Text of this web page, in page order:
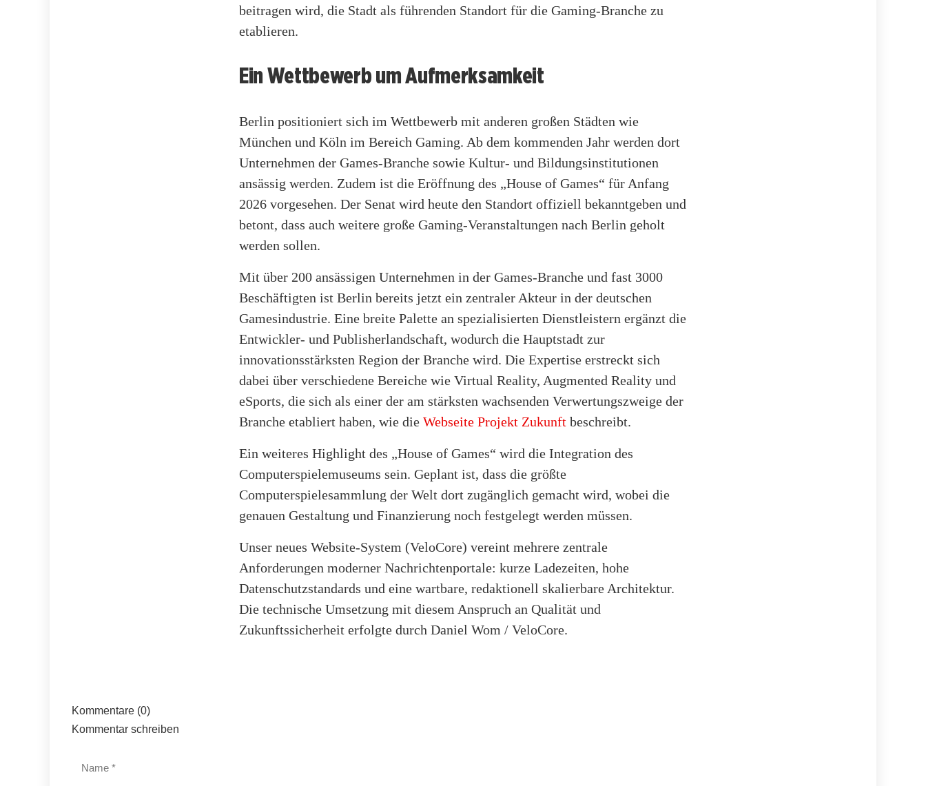
beitragen wird, die Stadt als führenden Standort für die Gaming-Branche zu
etablieren.
Ein Wettbewerb um Aufmerksamkeit
Berlin positioniert sich im Wettbewerb mit anderen großen Städten wie
München und Köln im Bereich Gaming. Ab dem kommenden Jahr werden dort
Unternehmen der Games-Branche sowie Kultur- und Bildungsinstitutionen
ansässig werden. Zudem ist die Eröffnung des „House of Games“ für Anfang
2026 vorgesehen. Der Senat wird heute den Standort offiziell bekanntgeben und
betont, dass auch weitere große Gaming-Veranstaltungen nach Berlin geholt
werden sollen.
Mit über 200 ansässigen Unternehmen in der Games-Branche und fast 3000
Beschäftigten ist Berlin bereits jetzt ein zentraler Akteur in der deutschen
Gamesindustrie. Eine breite Palette an spezialisierten Dienstleistern ergänzt die
Entwickler- und Publisherlandschaft, wodurch die Hauptstadt zur
innovationsstärksten Region der Branche wird. Die Expertise erstreckt sich
dabei über verschiedene Bereiche wie Virtual Reality, Augmented Reality und
eSports, die sich als einer der am stärksten wachsenden Verwertungszweige der
Branche etabliert haben, wie die Webseite Projekt Zukunft beschreibt.
Ein weiteres Highlight des „House of Games“ wird die Integration des
Computerspielemuseums sein. Geplant ist, dass die größte
Computerspielesammlung der Welt dort zugänglich gemacht wird, wobei die
genauen Gestaltung und Finanzierung noch festgelegt werden müssen.
Unser neues Website-System (VeloCore) vereint mehrere zentrale
Anforderungen moderner Nachrichtenportale: kurze Ladezeiten, hohe
Datenschutzstandards und eine wartbare, redaktionell skalierbare Architektur.
Die technische Umsetzung mit diesem Anspruch an Qualität und
Zukunftssicherheit erfolgte durch Daniel Wom / VeloCore.
Kommentare (0)
Kommentar schreiben